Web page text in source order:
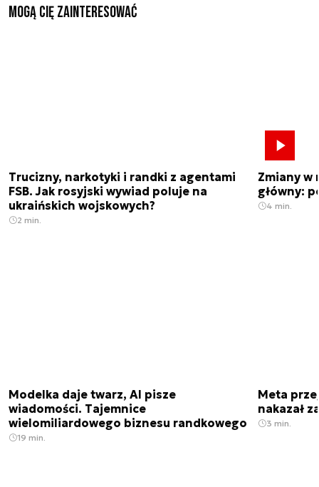
Mogą Cię zainteresować
Trucizny, narkotyki i randki z agentami
FSB. Jak rosyjski wywiad poluje na
ukraińskich wojskowych?
2 min.
Zmiany w
główny:
4 min.
Modelka daje twarz, AI pisze
wiadomości. Tajemnice
wielomiliardowego biznesu randkowego
19 min.
Meta
nakazał
3 min.